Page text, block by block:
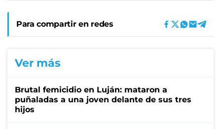
Para compartir en redes
Ver más
Brutal femicidio en Luján: mataron a
puñaladas a una joven delante de sus tres
hijos